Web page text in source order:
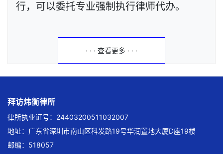
行，可以委托专业强制执行律师代办。
· · · 查看更多 · · ·
拜访炜衡律所
律所执业证号：24403200511032007
地址：广东省深圳市南山区科发路19号华润置地大厦D座19楼
邮编：518057